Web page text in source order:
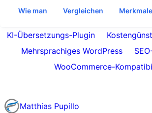
Wie man Vergleichen Merkmale
KI-Übersetzungs-Plugin
Mehrsprachiges WordPress
WooCommerce-
Matthias Pupillo